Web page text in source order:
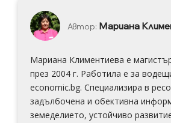
Автор: Мариана
Мариана Климентиева е
през 2004 г. Работила е за
economic.bg. Специализира в
задълбочена и обективна
земеделието, устойчиво